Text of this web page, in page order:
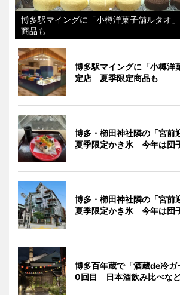
博多駅マイングに「小樽洋菓子舗ルタオ
商品も
博多駅マイングに「小樽洋
定店 夏季限定商品も
博多・櫛田神社隣の「宮前
夏季限定かき氷 今年は団
博多・櫛田神社隣の「宮前
夏季限定かき氷 今年は団
博多百年蔵で「酒蔵de冷ガ
0回目 日本酒飲み比べな